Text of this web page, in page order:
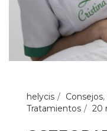
helycis Consejos,
Tratamientos
20